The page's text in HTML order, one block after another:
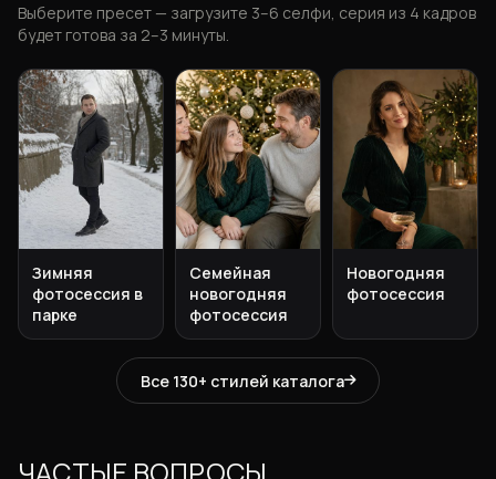
Выберите пресет — загрузите 3–6 селфи, серия из 4 кадров
будет готова за 2–3 минуты.
Зимняя
фотосессия в
парке
Семейная
новогодняя
фотосессия
Новогодняя
фотосессия
Все 130+ стилей каталога